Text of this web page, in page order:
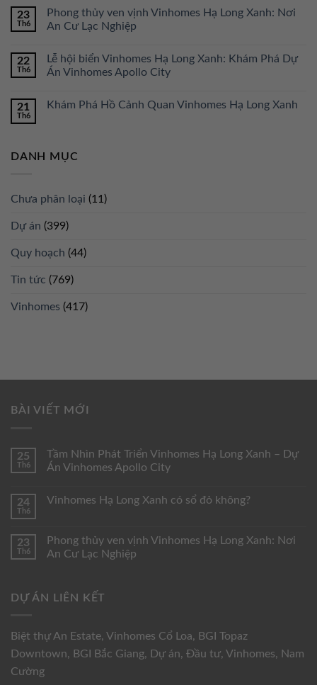
23
Th6
Phong thủy ven vịnh Vinhomes Hạ Long Xanh: Nơi
An Cư Lạc Nghiệp
22
Th6
Lễ hội biển Vinhomes Hạ Long Xanh: Khám Phá Dự
Án Vinhomes Apollo City
21
Th6
Khám Phá Hồ Cảnh Quan Vinhomes Hạ Long Xanh
DANH MỤC
Chưa phân loại (11)
Dự án (399)
Quy hoạch (44)
Tin tức (769)
Vinhomes (417)
BÀI VIẾT MỚI
25
Th6
Tầm Nhìn Phát Triển Vinhomes Hạ Long Xanh – Dự
Án Vinhomes Apollo City
24
Th6
Vinhomes Hạ Long Xanh có sổ đỏ không?
23
Th6
Phong thủy ven vịnh Vinhomes Hạ Long Xanh: Nơi
An Cư Lạc Nghiệp
DỰ ÁN LIÊN KẾT
Biệt thự An Estate, Vinhomes Cổ Loa, BGI Topaz
Downtown, BGI Bắc Giang, Dự án, Đầu tư, Vinhomes, Nam
Cường